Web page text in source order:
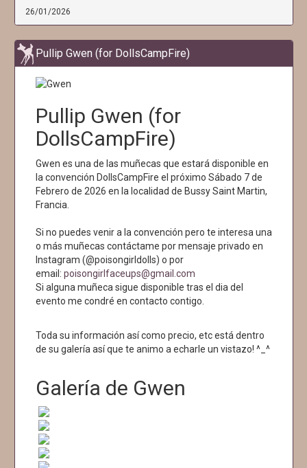
26/01/2026
Pullip Gwen (for DollsCampFire)
Pullip Gwen (for
DollsCampFire)
Gwen es una de las muñecas que estará disponible en
la convención DollsCampFire el próximo Sábado 7 de
Febrero de 2026 en la localidad de Bussy Saint Martin,
Francia.
Si no puedes venir a la convención pero te interesa una
o más muñecas contáctame por mensaje privado en
Instagram (@poisongirldolls) o por
email: poisongirlfaceups@gmail.com
Si alguna muñeca sigue disponible tras el dia del
evento me condré en contacto contigo.
Toda su información así como precio, etc está dentro
de su galería así que te animo a echarle un vistazo! ^_^
Galería de Gwen